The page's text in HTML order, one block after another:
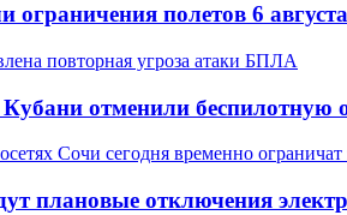
ограничения полетов 6 августа
отменили беспилотную
плановые отключения